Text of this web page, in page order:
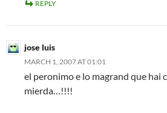
REPLY
jose luis
MARCH 1, 2007 AT 01:01
el peronimo e lo magrand que hai
mierda…!!!!